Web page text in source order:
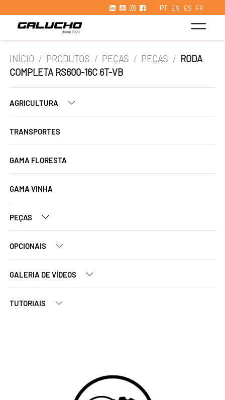
PT EN ES FR
INÍCIO / PRODUTOS / PEÇAS / PEÇAS / RODA
COMPLETA RS600-16C 6T-VB
AGRICULTURA
TRANSPORTES
GAMA FLORESTA
GAMA VINHA
PEÇAS
OPCIONAIS
GALERIA DE VÍDEOS
TUTORIAIS